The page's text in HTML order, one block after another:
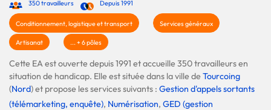
350 travailleurs Depuis 1991
Conditionnement, logistique et transport Services généraux
Artisanat ... + 6 pôles
Cette EA est ouverte depuis 1991 et accueille 350 travailleurs en
situation de handicap. Elle est située dans la ville deTourcoing
(Nord) et propose les services suivants : Gestion d'appels sortants
(télémarketing, enquête), Numérisation, GED (gestion